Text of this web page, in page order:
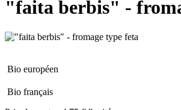
"faita berbis" -
Bio européen
Bio français